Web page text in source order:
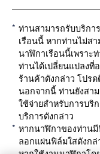
ท่านสามารถรับบริกา
เรือนนี้ หากท่านไม่ส
นาฬิกาเรือนนี้เพราะ
ท่านได้เปลี่ยนแปลงที่
ร้านค้าดังกล่าว โปร
นอกจากนี้ ท่านยังสา
ใช้จ่ายสำหรับการบริ
บริการดังกล่าว
หากนาฬิกาของท่าน
ลอกแผ่นฟิล์มใสดังก